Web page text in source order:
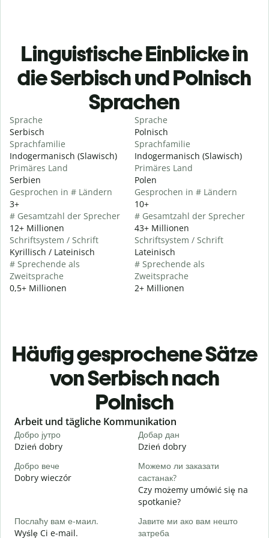
Linguistische Einblicke in
die Serbisch und Polnisch
Sprachen
Sprache
Serbisch
Sprachfamilie
Indogermanisch (Slawisch)
Primäres Land
Serbien
Gesprochen in # Ländern
3+
# Gesamtzahl der Sprecher
12+ Millionen
Schriftsystem / Schrift
Kyrillisch / Lateinisch
# Sprechende als
Zweitsprache
0,5+ Millionen
Sprache
Polnisch
Sprachfamilie
Indogermanisch (Slawisch)
Primäres Land
Polen
Gesprochen in # Ländern
10+
# Gesamtzahl der Sprecher
43+ Millionen
Schriftsystem / Schrift
Lateinisch
# Sprechende als
Zweitsprache
2+ Millionen
Häufig gesprochene Sätze
von Serbisch nach
Polnisch
Slide 1 of 6
Arbeit und tägliche Kommunikation
Добро јутро
Dzień dobry
Добар дан
Dzień dobry
Добро вече
Dobry wieczór
Можемо ли заказати
састанак?
Czy możemy umówić się na
spotkanie?
Послаћу вам е-маил.
Wyślę Ci e-mail.
Јавите ми ако вам нешто
затреба